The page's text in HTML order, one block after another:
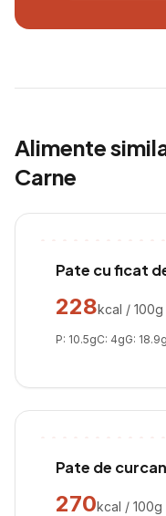
Alimente
Carne
Pate cu ficat
228kcal / 100g
P: 10.5gC: 4gG: 18.9g
Pate de
270kcal / 100g